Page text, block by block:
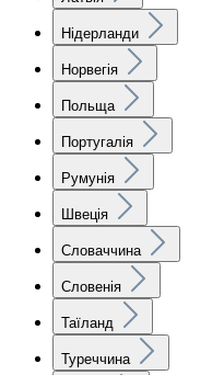
Нідерланди
Норвегія
Польща
Португалія
Румунія
Швеція
Словаччина
Словенія
Таїланд
Туреччина